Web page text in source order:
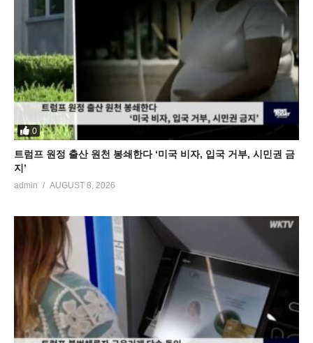
0
트럼프 원정 출산 원천 봉쇄한다 ‘미국 비자, 입국 거부, 시민권 금
지’
admin AUGUST 8, 2026